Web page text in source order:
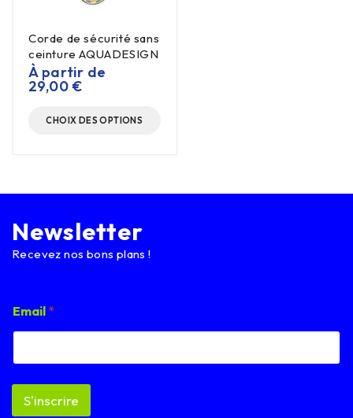
Corde de sécurité sans
ceinture AQUADESIGN
À partir de
29,00€
CHOIX DES OPTIONS
Newsletter
Recevez nos bons plans !
E
m
i
*
Email *
S'inscrire